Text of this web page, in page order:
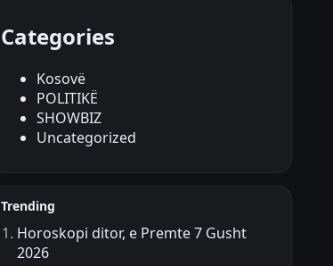
Categories
Kosovë
POLITIKË
SHOWBIZ
Uncategorized
Trending
Horoskopi ditor, e Premte 7 Gusht
2026